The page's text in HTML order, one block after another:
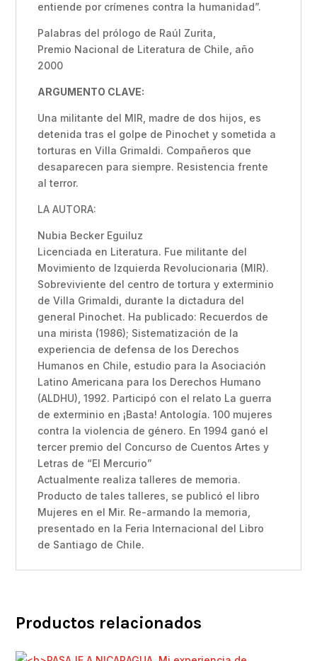
entiende por crímenes contra la humanidad”.
Palabras del prólogo de Raúl Zurita,
Premio Nacional de Literatura de Chile, año
2000
ARGUMENTO CLAVE:
Una militante del MIR, madre de dos hijos, es
detenida tras el golpe de Pinochet y sometida a
torturas en Villa Grimaldi. Compañeros que
desaparecen para siempre. Resistencia frente
al terror.
LA AUTORA:
Nubia Becker Eguiluz
Licenciada en Literatura. Fue militante del
Movimiento de Izquierda Revolucionaria (MIR).
Sobreviviente del centro de tortura y exterminio
de Villa Grimaldi, durante la dictadura del
general Pinochet. Ha publicado: Recuerdos de
una mirista (1986); Sistematización de la
experiencia de defensa de los Derechos
Humanos en Chile, estudio para la Asociación
Latino Americana para los Derechos Humano
(ALDHU), 1992. Participó con el relato La guerra
de exterminio en ¡Basta! Antología. 100 mujeres
contra la violencia de género. En 1994 ganó el
tercer premio del Concurso de Cuentos Artes y
Letras de “El Mercurio”
Actualmente realiza talleres de memoria.
Producto de tales talleres, se publicó el libro
Mujeres en el Mir. Re-armando la memoria,
presentado en la Feria Internacional del Libro
de Santiago de Chile.
Productos relacionados